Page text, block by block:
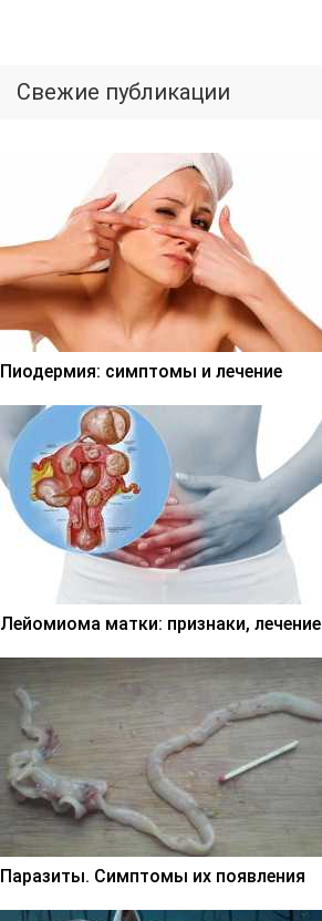
Свежие публикации
Пиодермия: симптомы и лечение
Лейомиома матки: признаки, лечение
Паразиты. Симптомы их появления